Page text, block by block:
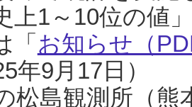
上1～10位の値
「 お知らせ（
年9月17日）
松島観測所（熊